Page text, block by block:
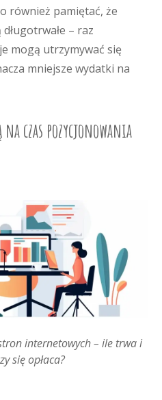
również pamiętać, że
– raz
mogą utrzymywać się
mniejsze wydatki na
czas pozycjonowania
internetowych – ile trwa i
się opłaca?